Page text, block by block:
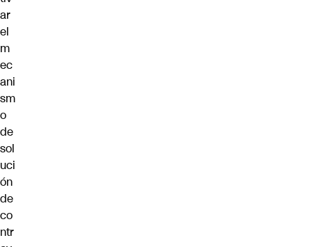
ar
el
m
ec
ani
sm
o
de
sol
uci
ón
de
co
ntr